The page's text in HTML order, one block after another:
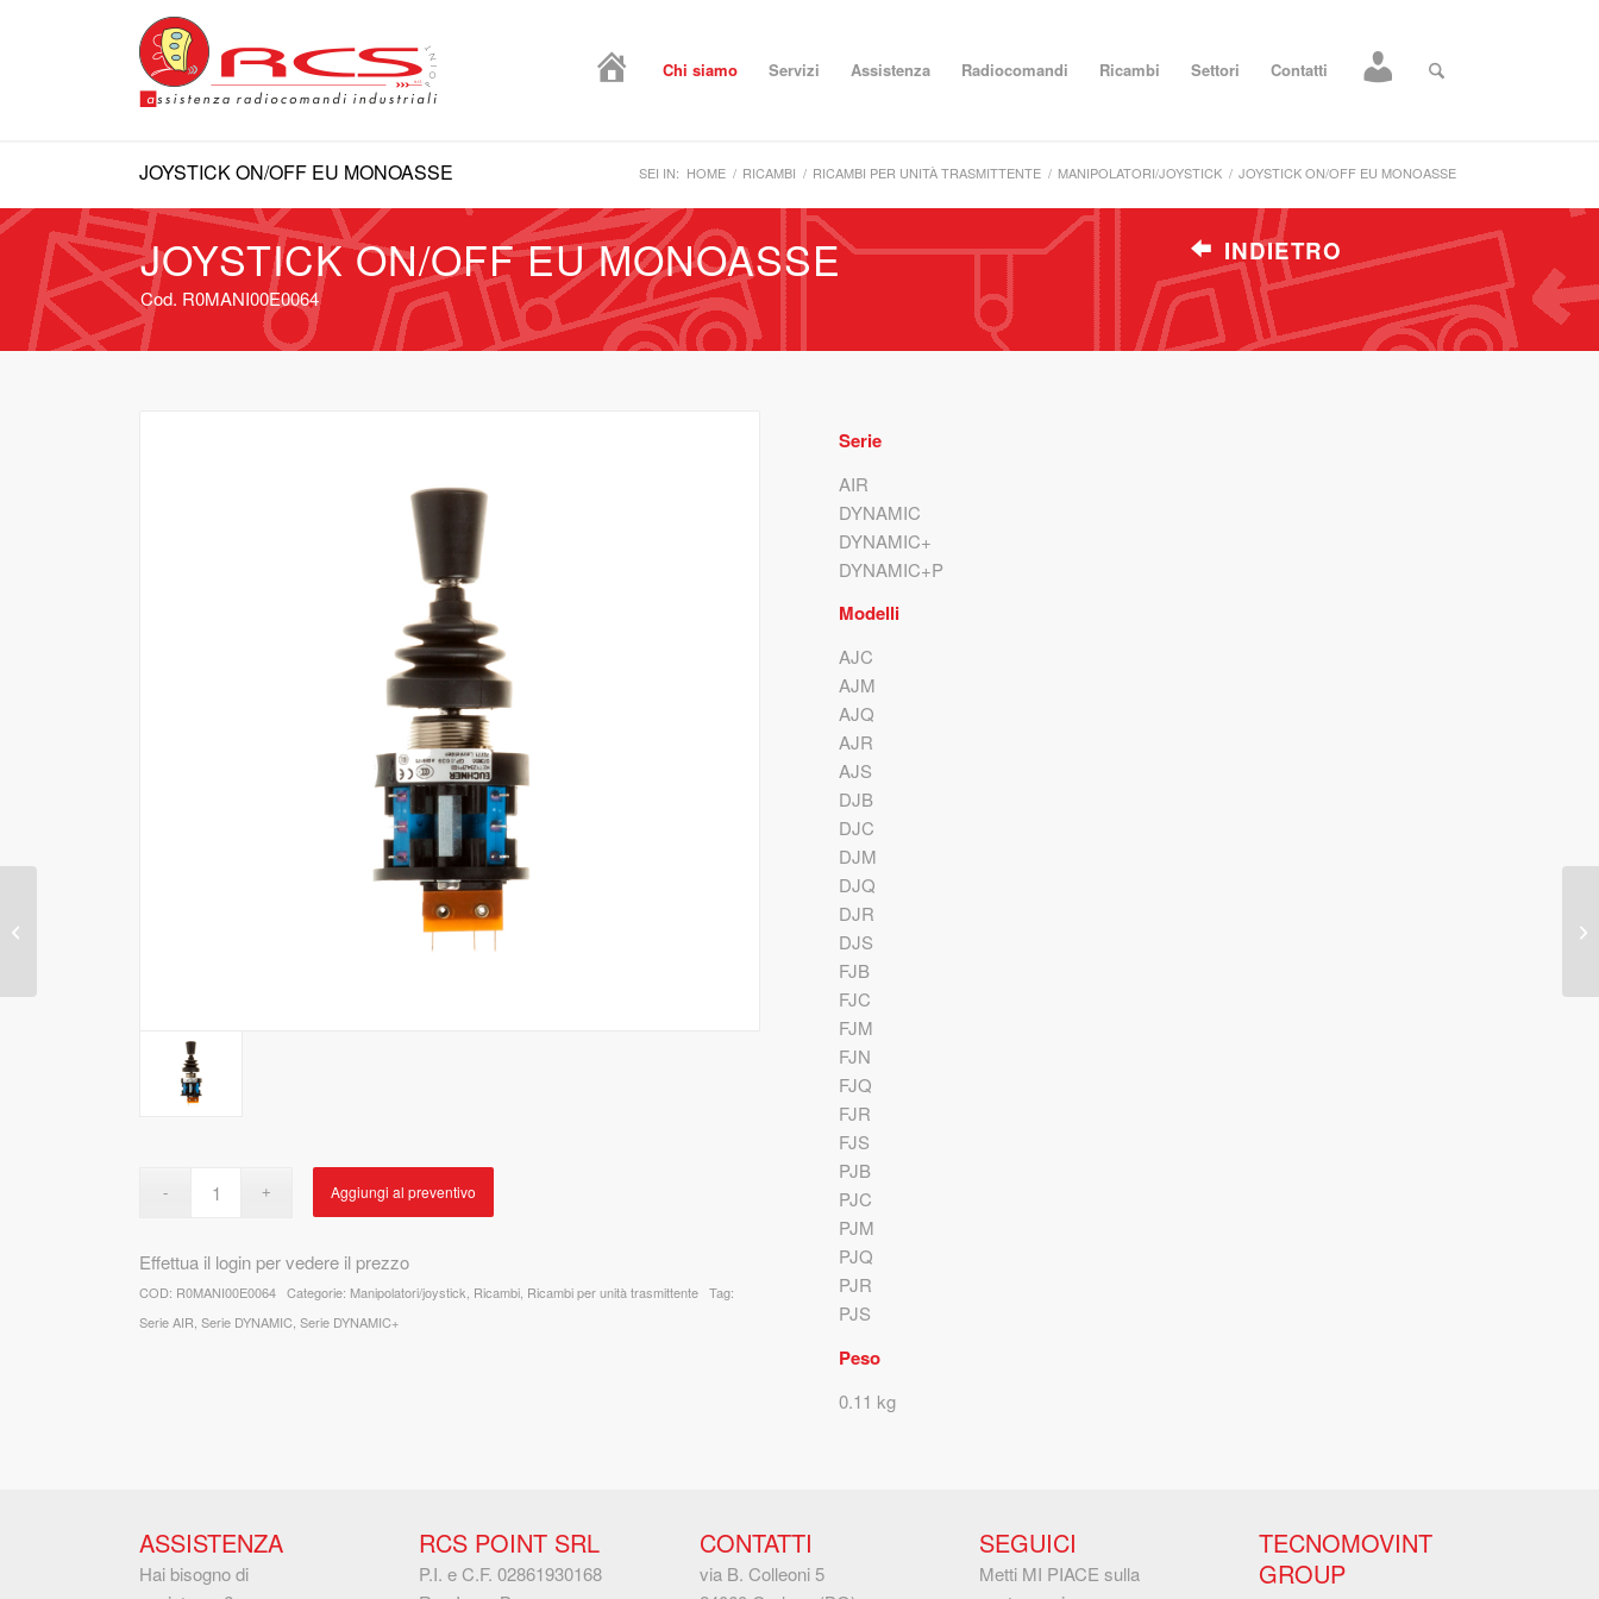
HomeChi siamo Servizi Assistenza Radiocomandi Ricambi Settori Contatti Area
Clienti
JOYSTICK ON/OFF EU MONOASSE SEI IN: HOME / RICAMBI / RICAMBI PER UNITÀ TRASMITTENTE / MANIPOLATORI/JOYSTICK / JOYSTICK ON/OFF EU MONOASSE
JOYSTICK ON/OFF EU MONOASSE
Cod. R0MANI00E0064
INDIETRO
Aggiungi al preventivo
Effettua il login per vedere il prezzo
COD: R0MANI00E0064 Categorie: Manipolatori/joystick Ricambi Ricambi per unità trasmittente Tag:
Serie AIR ,Serie DYNAMIC ,Serie DYNAMIC+
Serie
AIR
DYNAMIC
DYNAMIC+
DYNAMIC+P
Modelli
AJC
AJM
AJQ
AJR
AJS
DJB
DJC
DJM
DJQ
DJR
DJS
FJB
FJC
FJM
FJN
FJQ
FJR
FJS
PJB
PJC
PJM
PJQ
PJR
PJS
Peso
0.11 kg
ASSISTENZA
Hai bisogno di
RCS POINT SRL
P.I. e C.F. 02861930168
CONTATTI
via B. Colleoni 5
SEGUICI
Metti MI PIACE sulla
TECNOMOVINT
GROUP